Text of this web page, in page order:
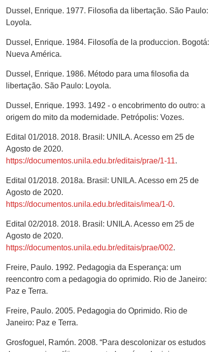
Dussel, Enrique. 1977. Filosofia da libertação. São Paulo:
Loyola.
Dussel, Enrique. 1984. Filosofía de la produccion. Bogotá:
Nueva América.
Dussel, Enrique. 1986. Método para uma filosofia da
libertação. São Paulo: Loyola.
Dussel, Enrique. 1993. 1492 - o encobrimento do outro: a
origem do mito da modernidade. Petrópolis: Vozes.
Edital 01/2018. 2018. Brasil: UNILA. Acesso em 25 de
Agosto de 2020.
https://documentos.unila.edu.br/editais/prae/1-11.
Edital 01/2018. 2018a. Brasil: UNILA. Acesso em 25 de
Agosto de 2020.
https://documentos.unila.edu.br/editais/imea/1-0.
Edital 02/2018. 2018. Brasil: UNILA. Acesso em 25 de
Agosto de 2020.
https://documentos.unila.edu.br/editais/prae/002.
Freire, Paulo. 1992. Pedagogia da Esperança: um
reencontro com a pedagogia do oprimido. Rio de Janeiro:
Paz e Terra.
Freire, Paulo. 2005. Pedagogia do Oprimido. Rio de
Janeiro: Paz e Terra.
Grosfoguel, Ramón. 2008. “Para descolonizar os estudos